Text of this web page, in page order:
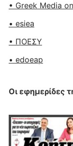
• Greek Media
• esiea
• ΠΟΕΣΥ
• edoeap
Οι εφημερίδες